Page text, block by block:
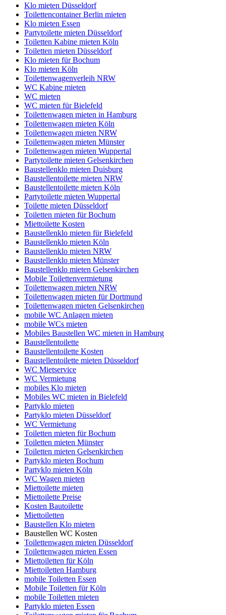
Klo mieten Düsseldorf
Toilettencontainer Berlin mieten
Klo mieten Essen
Partytoilette mieten Düsseldorf
Toiletten Kabine mieten Köln
Toiletten mieten Düsseldorf
Klo mieten für Bochum
Klo mieten Köln
Toilettenwagenverleih NRW
WC Kabine mieten
WC mieten
WC mieten für Bielefeld
Toilettenwagen mieten in Hamburg
Toilettenwagen mieten Köln
Toilettenwagen mieten NRW
Toilettenwagen mieten Münster
Toilettenwagen mieten Wuppertal
Partytoilette mieten Gelsenkirchen
Baustellenklo mieten Duisburg
Baustellentoilette mieten NRW
Baustellentoilette mieten Köln
Partytoilette mieten Wuppertal
Toilette mieten Düsseldorf
Toiletten mieten für Bochum
Miettoilette Kosten
Baustellenklo mieten für Bielefeld
Baustellenklo mieten Köln
Baustellenklo mieten NRW
Baustellenklo mieten Münster
Baustellenklo mieten Gelsenkirchen
Mobile Toilettenvermietung
Toilettenwagen mieten NRW
Toilettenwagen mieten für Dortmund
Toilettenwagen mieten Gelsenkirchen
mobile WC Anlagen mieten
mobile WCs mieten
Mobiles Baustellen WC mieten in Hamburg
Baustellentoilette
Baustellentoilette Kosten
Baustellentoilette mieten Düsseldorf
WC Mietservice
WC Vermietung
mobiles Klo mieten
Mobiles WC mieten in Bielefeld
Partyklo mieten
Partyklo mieten Düsseldorf
WC Vermietung
Toiletten mieten für Bochum
Toiletten mieten Münster
Toiletten mieten Gelsenkirchen
Partyklo mieten Bochum
Partyklo mieten Köln
WC Wagen mieten
Miettoilette mieten
Miettoilette Preise
Kosten Bautoilette
Miettoiletten
Baustellen Klo mieten
Baustellen WC Kosten
Toilettenwagen mieten Düsseldorf
Toilettenwagen mieten Essen
Miettoiletten für Köln
Miettoiletten Hamburg
mobile Toiletten Essen
Mobile Toiletten für Köln
mobile Toiletten mieten
Partyklo mieten Essen